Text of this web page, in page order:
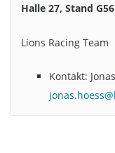
Halle 27, Stand G56
Lions Racing Team
Kontakt: